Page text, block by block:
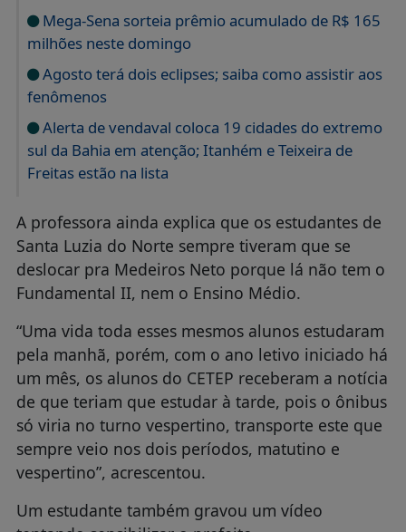
Mega-Sena sorteia prêmio acumulado de R$ 165
milhões neste domingo
Agosto terá dois eclipses; saiba como assistir aos
fenômenos
Alerta de vendaval coloca 19 cidades do extremo
sul da Bahia em atenção; Itanhém e Teixeira de
Freitas estão na lista
A professora ainda explica que os estudantes de
Santa Luzia do Norte sempre tiveram que se
deslocar pra Medeiros Neto porque lá não tem o
Fundamental II, nem o Ensino Médio.
“Uma vida toda esses mesmos alunos estudaram
pela manhã, porém, com o ano letivo iniciado há
um mês, os alunos do CETEP receberam a notícia
de que teriam que estudar à tarde, pois o ônibus
só viria no turno vespertino, transporte este que
sempre veio nos dois períodos, matutino e
vespertino”, acrescentou.
Um estudante também gravou um vídeo